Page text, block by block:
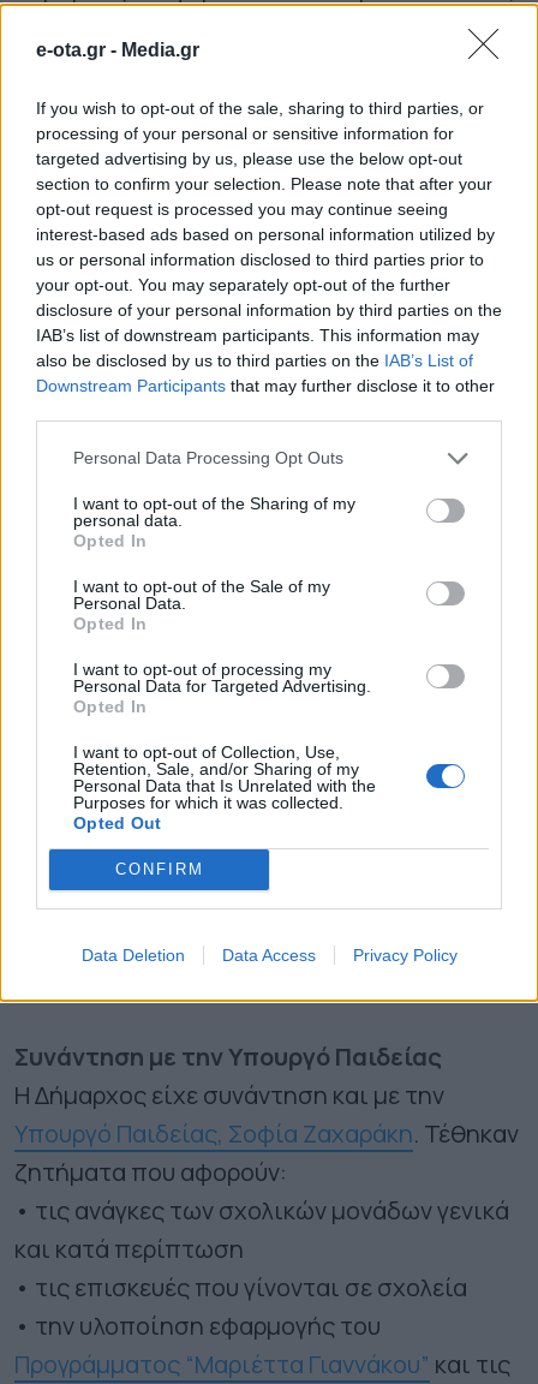
e-ota.gr - Media.gr
If you wish to opt-out of the sale, sharing to third parties, or
processing of your personal or sensitive information for
targeted advertising by us, please use the below opt-out
section to confirm your selection. Please note that after your
opt-out request is processed you may continue seeing
interest-based ads based on personal information utilized by
us or personal information disclosed to third parties prior to
your opt-out. You may separately opt-out of the further
disclosure of your personal information by third parties on the
IAB’s list of downstream participants. This information may
also be disclosed by us to third parties on the IAB’s List of
Downstream Participants that may further disclose it to other
Personal Data Processing Opt Outs
I want to opt-out of the Sharing of my
personal data.
Opted In
I want to opt-out of the Sale of my
Personal Data.
Opted In
I want to opt-out of processing my
Personal Data for Targeted Advertising.
Opted In
I want to opt-out of Collection, Use,
Retention, Sale, and/or Sharing of my
Personal Data that Is Unrelated with the
Purposes for which it was collected.
Opted Out
CONFIRM
Data Deletion Data Access Privacy Policy
συναισθηματική και οικονομική ταλαιπωρία
που υφίστανται οι συγγενείς όταν ένα
περιστατικό που χρήζει των υπηρεσιών
ιατροδικαστή ,δεν αντιμετωπίζεται στο
νησί. Ο Υπουργός δεσμεύτηκε για τη θέσπιση
πάγιας εντολής μετάβασης ιατροδικαστή
από τον Πειραιά σε κάθε περιστατικό που
απαιτείται, ρύθμιση την οποία θεώρησε
εφαρμόσιμη και ο κ. Καρακούκης.
Συνάντηση με την Υπουργό Παιδείας
Η Δήμαρχος είχε συνάντηση και με την
Υπουργό Παιδείας, Σοφία Ζαχαράκη. Τέθηκαν
ζητήματα που αφορούν:
• τις ανάγκες των σχολικών μονάδων γενικά
και κατά περίπτωση
• τις επισκευές που γίνονται σε σχολεία
• την υλοποίηση εφαρμογής του
Προγράμματος “Μαριέττα Γιαννάκου” και τις